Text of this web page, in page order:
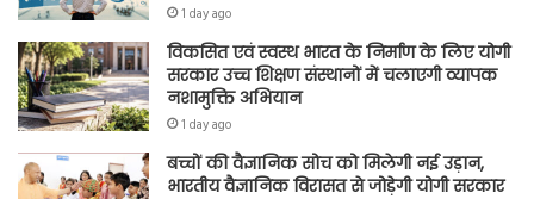
1 day ago
विकसित एवं स्वस्थ भारत के निर्माण के लिए योगी
सरकार उच्च शिक्षण संस्थानों में चलाएगी व्यापक
नशामुक्ति अभियान
1 day ago
बच्चों की वैज्ञानिक सोच को मिलेगी नई उड़ान,
भारतीय वैज्ञानिक विरासत से जोड़ेगी योगी सरकार